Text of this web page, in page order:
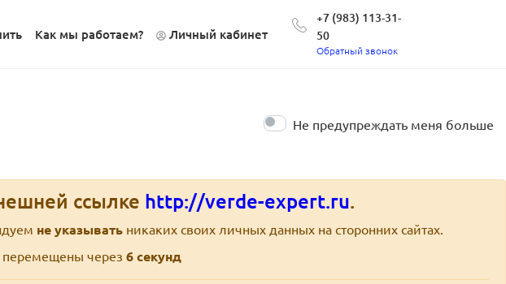
Как мы работаем? Личный кабинет
+7 (983) 113-31-
50
Обратный звонок
Не предупреждать меня больше
ссылке http://verde-expert.ru.
не указывать никаких своих личных данных на сторонних сайтах.
перемещены через 6секунд